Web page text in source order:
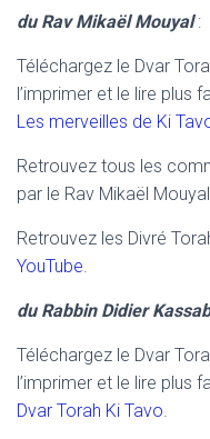
du Rav Mikaël Mouyal:
Téléchargez le Dvar
l’imprimer et le lire plus
Les merveilles de Ki
Retrouvez tous les
par le Rav Mikaël
Retrouvez les Divré
YouTube
du Rabbin Didier
Téléchargez le Dvar
l’imprimer et le lire plus
Dvar Torah Ki Tavo